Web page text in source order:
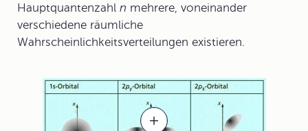
Hauptquantenzahl n mehrere, voneinander
verschiedene räumliche
Wahrscheinlichkeitsverteilungen existieren.